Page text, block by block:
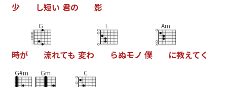
少 し短い 君の 影
時が
G
流れても 変わ
E
らぬモノ 僕
Am
に教えてく
G#m Gm C